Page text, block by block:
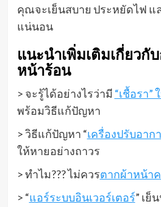
คุณจะเย็นสบาย ประหยัดไฟ
แน่นอน
แนะนำเพิ่มเติมเกี่ยวกั
หน้าร้อน
> จะรู้ได้อย่างไรว่ามี “เชื้อรา”
พร้อมวิธีแก้ปัญหา
> วิธีแก้ปัญหา “เครื่องปรับอาก
ให้หายอย่างถาวร
> ทำไม??? ไม่ควรตากผ้าหน้า
> “แอร์ระบบอินเวอร์เตอร์” เย็